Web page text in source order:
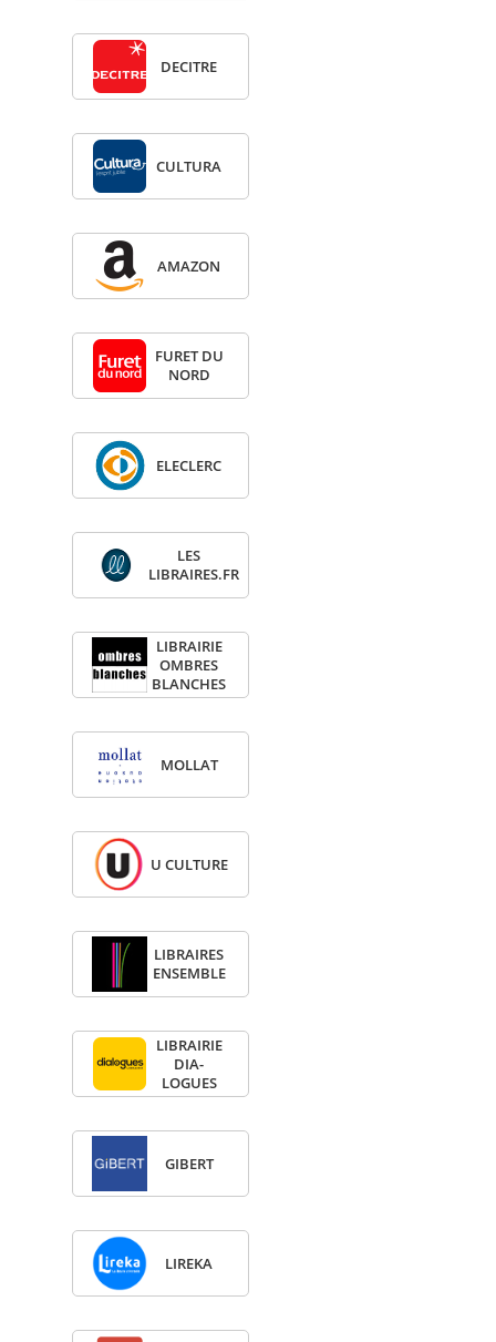
DECITRE
CULTURA
AMA­ZON
FURET DU
NORD
ELE­CLERC
LES
LIBRAIRES.FR
LIBRAI­RIE
OMBRES
BLANCHES
MOL­LAT
U CULTURE
LIBRAIRES
ENSEMBLE
LIBRAI­RIE
DIA­
LOGUES
GIBERT
LIREKA